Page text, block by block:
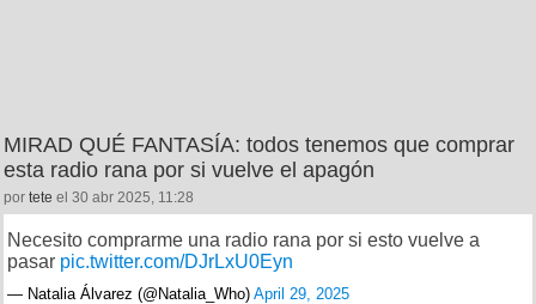
MIRAD QUÉ FANTASÍA: todos tenemos que comprar
esta radio rana por si vuelve el apagón
por tete el 30 abr 2025, 11:28
Necesito comprarme una radio rana por si esto vuelve a
pasar pic.twitter.com/DJrLxU0Eyn
— Natalia Álvarez (@Natalia_Who) April 29, 2025